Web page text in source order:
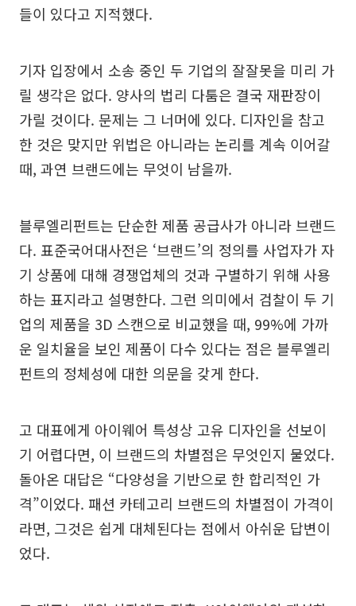
들이 있다고 지적했다.
기자 입장에서 소송 중인 두 기업의 잘잘못을 미리 가
릴 생각은 없다. 양사의 법리 다툼은 결국 재판장이
가릴 것이다. 문제는 그 너머에 있다. 디자인을 참고
한 것은 맞지만 위법은 아니라는 논리를 계속 이어갈
때, 과연 브랜드에는 무엇이 남을까.
블루엘리펀트는 단순한 제품 공급사가 아니라 브랜드
다. 표준국어대사전은 ‘브랜드’의 정의를 사업자가 자
기 상품에 대해 경쟁업체의 것과 구별하기 위해 사용
하는 표지라고 설명한다. 그런 의미에서 검찰이 두 기
업의 제품을 3D 스캔으로 비교했을 때, 99%에 가까
운 일치율을 보인 제품이 다수 있다는 점은 블루엘리
펀트의 정체성에 대한 의문을 갖게 한다.
고 대표에게 아이웨어 특성상 고유 디자인을 선보이
기 어렵다면, 이 브랜드의 차별점은 무엇인지 물었다.
돌아온 대답은 “다양성을 기반으로 한 합리적인 가
격”이었다. 패션 카테고리 브랜드의 차별점이 가격이
라면, 그것은 쉽게 대체된다는 점에서 아쉬운 답변이
었다.